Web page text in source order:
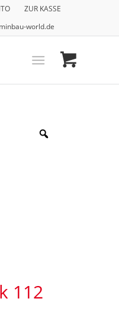
ZUR KASSE
world.de
112